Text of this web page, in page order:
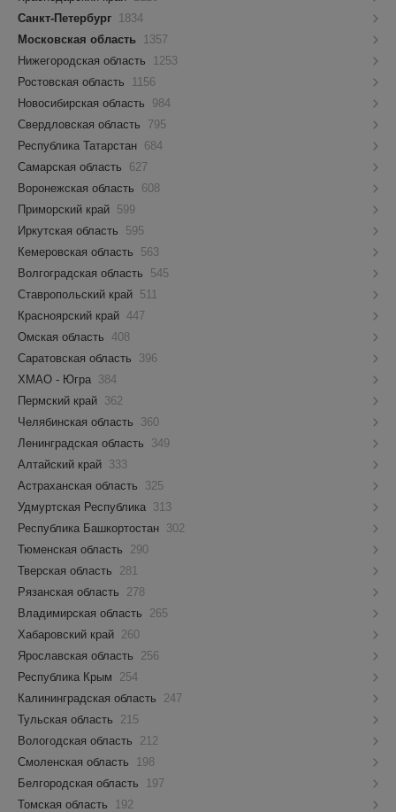
Санкт-Петербург 1834
Московская область 1357
Нижегородская область
1253
Ростовская область
1156
Новосибирская область
984
Свердловская область
795
Республика Татарстан 684
Самарская область
627
Воронежская область
608
Приморский край 599
Иркутская область
595
Кемеровская область
563
Волгоградская область
545
Ставропольский край 511
Красноярский край 447
Омская область 408
Саратовская область
396
ХМАО - Югра 384
Пермский край 362
Челябинская область
360
Ленинградская область
349
Алтайский край 333
Астраханская область
325
Удмуртская Республика 313
Республика Башкортостан 302
Тюменская область
290
Тверская область
281
Рязанская область
278
Владимирская область
265
Хабаровский край 260
Ярославская область
256
Республика Крым
254
Калининградская область
247
Тульская область
215
Вологодская область
212
Смоленская область
198
Белгородская область
197
Томская область
192